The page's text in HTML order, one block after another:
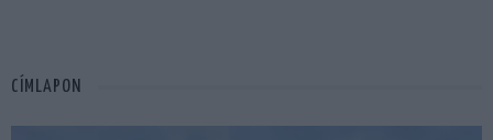
CÍMLAPON